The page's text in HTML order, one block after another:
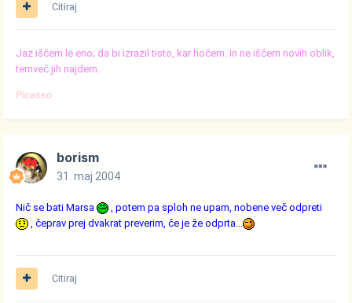
Citiraj
Jaz iščem le eno; da bi izrazil tisto, kar hočem. In ne iščem novih oblik,
temveč jih najdem.
Picasso
borism
31. maj 2004
Nič se bati Marsa
, potem pa sploh ne upam, nobene več odpreti
, čeprav prej dvakrat preverim, če je že odprta...
Citiraj